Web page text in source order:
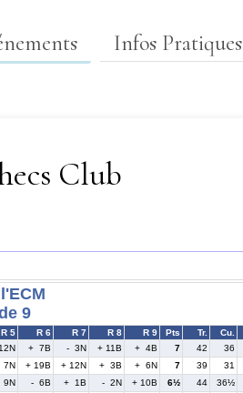
Infos Pratiques
Club
9
R 5 R 6 R 7 R 8 R 9 Pts Tr. Cu.
+ 7B - 3N + 11B + 4B 7 42 36
7N + 19B + 12N + 3B + 6N 7 39 31
9N - 6B + 1B - 2N + 10B 6½ 44 36½